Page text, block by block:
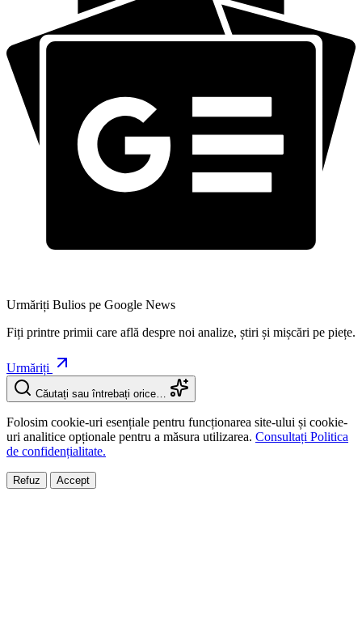
Urmăriți Bulios pe Google News
Fiți printre primii care află despre noi analize, știri și mișcări pe piețe.
Urmăriți
Căutați sau întrebați orice…
Folosim cookie-uri esențiale pentru funcționarea site-ului și cookie-
uri analitice opționale pentru a măsura utilizarea. Consultați Politica
de confidențialitate.
Refuz Accept